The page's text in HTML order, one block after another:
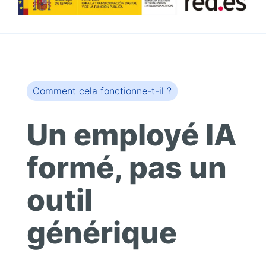
Comment cela fonctionne-t-il ?
Un employé IA
formé, pas un
outil
générique